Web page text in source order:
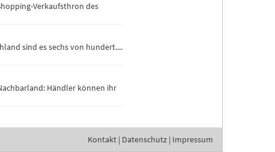
Verkaufsthron des
sind es sechs von hundert....
Händler können ihr
Kontakt | Datenschutz | Impressum